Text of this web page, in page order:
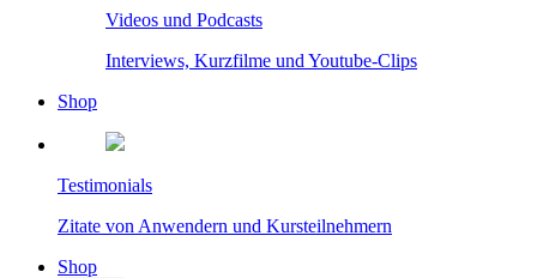
Videos und Podcasts
Interviews, Kurzfilme und Youtube-Clips
Shop
Testimonials
Zitate von Anwendern und Kursteilnehmern
Shop